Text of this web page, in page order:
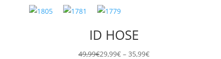
ID HOSE
49,99€29,99€ – 35,99€Preisspanne: